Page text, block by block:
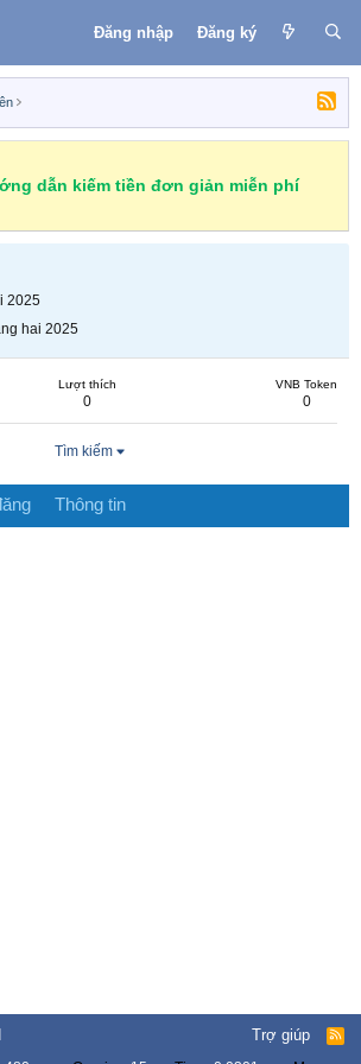
Đăng nhập Đăng ký
dẫn kiếm tiền đơn giản miễn phí
2025
hai 2025
Lượt thích
0
VNB Token
0
Tìm kiếm
Thông tin
Trợ giúp
R